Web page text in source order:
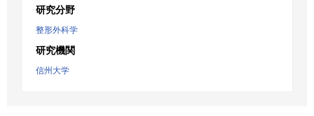
研究分野
整形外科学
研究機関
信州大学